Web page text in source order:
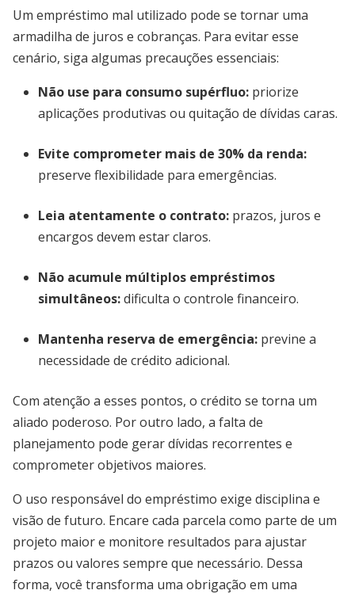
Um empréstimo mal utilizado pode se tornar uma
armadilha de juros e cobranças. Para evitar esse
cenário, siga algumas precauções essenciais:
Não use para consumo supérfluo: priorize
aplicações produtivas ou quitação de dívidas caras.
Evite comprometer mais de 30% da renda:
preserve flexibilidade para emergências.
Leia atentamente o contrato: prazos, juros e
encargos devem estar claros.
Não acumule múltiplos empréstimos
simultâneos:dificulta o controle financeiro.
Mantenha reserva de emergência: previne a
necessidade de crédito adicional.
Com atenção a esses pontos, o crédito se torna um
aliado poderoso. Por outro lado, a falta de
planejamento pode gerar dívidas recorrentes e
comprometer objetivos maiores.
O uso responsável do empréstimo exige disciplina e
visão de futuro. Encare cada parcela como parte de um
projeto maior e monitore resultados para ajustar
prazos ou valores sempre que necessário. Dessa
forma, você transforma uma obrigação em uma